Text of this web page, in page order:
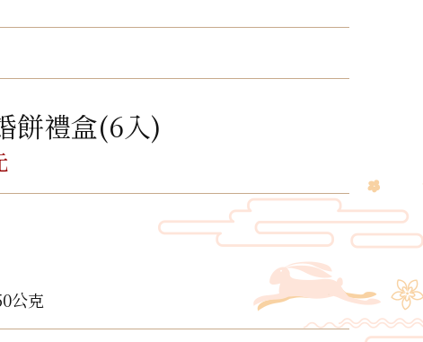
餅禮盒(6入)
公克